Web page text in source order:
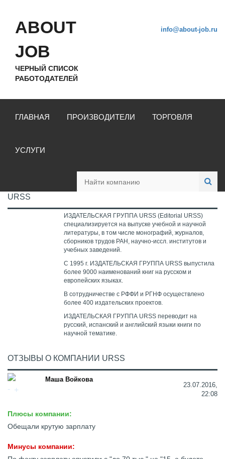
ABOUT
JOB
ЧЕРНЫЙ СПИСОК
РАБОТОДАТЕЛЕЙ
info@about-job.ru
ГЛАВНАЯ ПРОИЗВОДИТЕЛИ ТОРГОВЛЯ
УСЛУГИ
URSS
ИЗДАТЕЛЬСКАЯ ГРУППА URSS (Editorial URSS)
специализируется на выпуске учебной и научной
литературы, в том числе монографий, журналов,
сборников трудов РАН, научно-иссл. институтов и
учебных заведений.
С 1995 г. ИЗДАТЕЛЬСКАЯ ГРУППА URSS выпустила
более 9000 наименований книг на русском и
европейских языках.
В сотрудничестве с РФФИ и РГНФ осуществлено
более 400 издательских проектов.
ИЗДАТЕЛЬСКАЯ ГРУППА URSS переводит на
русский, испанский и английский языки книги по
научной тематике.
ОТЗЫВЫ О КОМПАНИИ URSS
Маша Войкова
23.07.2016,
22:08
Плюсы компании:
Обещали крутую зарплату
Минусы компании: